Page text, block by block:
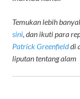
Temukan lebih
sini, dan ikuti para
Patrick Greenfielddi
liputan tentang alam